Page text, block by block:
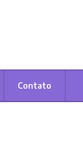
Contato